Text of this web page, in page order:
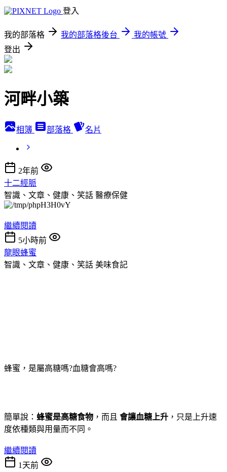
登入
我的部落格 我的部落格後台
我的帳號
登出
河畔小築
相簿 部落格 名片
2年前
十二經脈
智識、文章、健康、笑話 醫療保健
繼續閱讀
5小時前
龍眼蜂蜜
智識、文章、健康、笑話 美味食記
蜂蜜，是屬高糖嗎?血糖會高嗎?
簡單說： 蜂蜜是高糖食物 ，而且 會讓血糖上升 ，只是上升速
度依種類與用量而不同。
繼續閱讀
1天前